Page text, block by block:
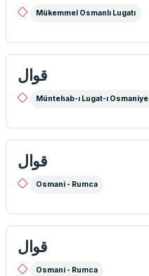
Mükemmel Osmanlı Lugatı
قوال
Müntehab-ı Lugat-ı Osmaniye
قوال
Osmani - Rumca
قوال
Osmani - Rumca